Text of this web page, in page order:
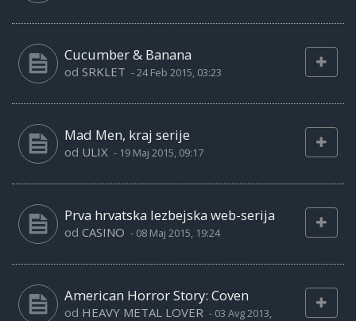
Cucumber & Banana
od SRKLET -24 Feb 2015, 03:23
Mad Men, kraj serije
od ULIX - 19 Maj 2015, 09:17
Prva hrvatska lezbejska web-serija
od CASINO - 08 Maj 2015, 19:24
American Horror Story: Coven
od HEAVY METAL LOVER - 03 Avg 2013,